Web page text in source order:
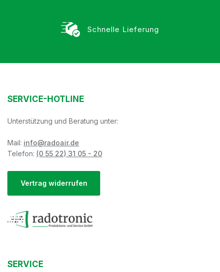
Schnelle Lieferung
SERVICE-HOTLINE
Unterstützung und Beratung unter:
Mail: info@radoair.de
Telefon: (0 55 22) 31 05 - 20
Vertrag widerrufen
SERVICE